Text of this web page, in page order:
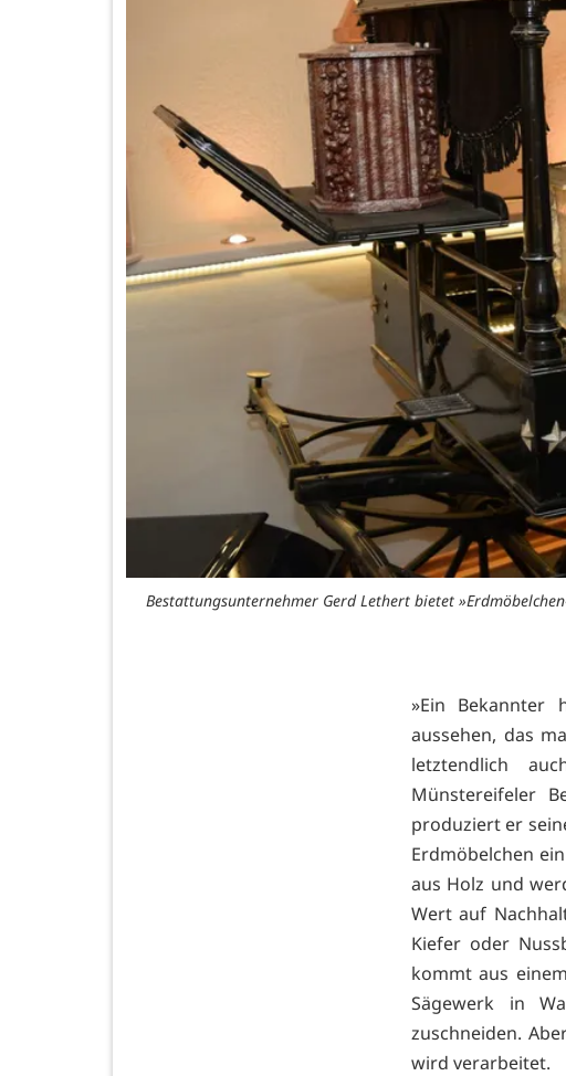
Bestattungsunternehmer Gerd Lethert bietet
»Ein Bekannter
aussehen, das
letztendlich
Münstereifeler
produziert er
Erdmöbelchen
aus Holz und
Wert auf
Kiefer oder
kommt aus
Sägewerk in
zuschneiden.
wird verarbeitet.